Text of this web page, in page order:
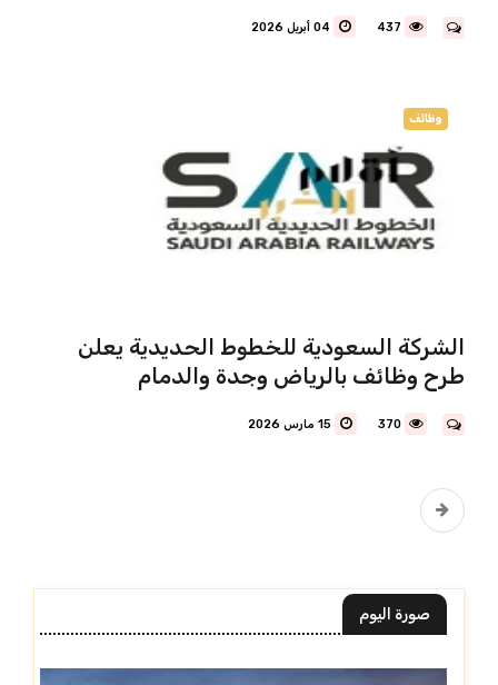
437 04 أبريل 2026
وظائف
الشركة السعودية للخطوط الحديدية يعلن
طرح وظائف بالرياض وجدة والدمام
370 15 مارس 2026
صورة اليوم